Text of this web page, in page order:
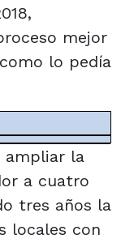
mejor
lo pedía
ampliar la
a cuatro
tres años la
locales con